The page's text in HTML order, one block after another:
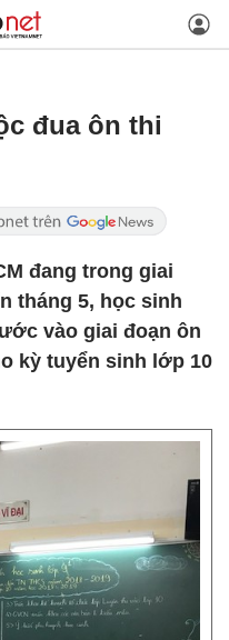
đua ôn thi
đang trong giai
tháng 5, học sinh
vào giai đoạn ôn
kỳ tuyển sinh lớp 10